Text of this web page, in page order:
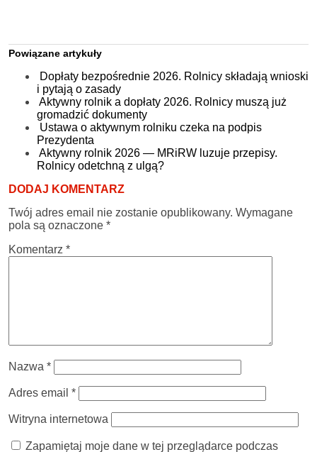
Powiązane artykuły
Dopłaty bezpośrednie 2026. Rolnicy składają wnioski
i pytają o zasady
Aktywny rolnik a dopłaty 2026. Rolnicy muszą już
gromadzić dokumenty
Ustawa o aktywnym rolniku czeka na podpis
Prezydenta
Aktywny rolnik 2026 — MRiRW luzuje przepisy.
Rolnicy odetchną z ulgą?
DODAJ KOMENTARZ
Twój adres email nie zostanie opublikowany. Wymagane
pola są oznaczone *
Komentarz *
Nazwa *
Adres email *
Witryna internetowa
Zapamiętaj moje dane w tej przeglądarce podczas